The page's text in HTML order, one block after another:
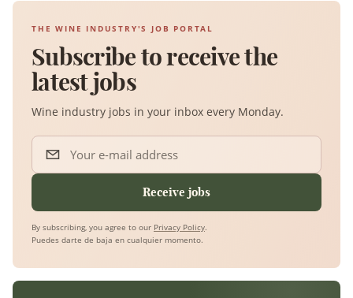
THE WINE INDUSTRY'S JOB PORTAL
Subscribe to receive the
latest jobs
Wine industry jobs in your inbox every Monday.
Your e-mail address
Receive jobs
By subscribing, you agree to our Privacy Policy.
Puedes darte de baja en cualquier momento.